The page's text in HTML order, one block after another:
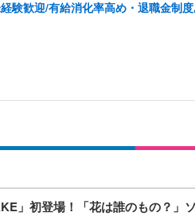
験歓迎/有給消化率高め・退職金制度
」初登場！「花は誰のもの？」